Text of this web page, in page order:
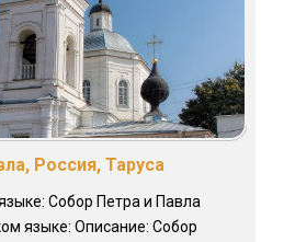
Россия, Таруса
Собор Петра и Павла
языке: Описание: Собор